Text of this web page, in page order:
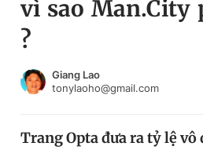
Chuyên mục khác
Chào ngày mới
Tin đã lưu
Đăng xuất
vì sao Man.City
?
Giang Lao
tonylaoho@gmail.com
Trang Opta đưa ra tỷ lệ